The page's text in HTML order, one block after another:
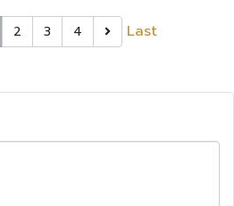
2 3 4 Last